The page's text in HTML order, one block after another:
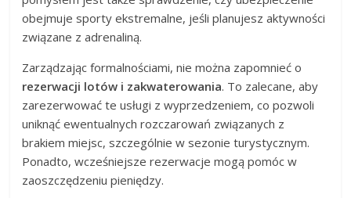
obejmuje sporty ekstremalne, jeśli planujesz aktywności
związane z adrenaliną.
Zarządzając formalnościami, nie można zapomnieć o
rezerwacji lotów i zakwaterowania. To zalecane, aby
zarezerwować te usługi z wyprzedzeniem, co pozwoli
uniknąć ewentualnych rozczarowań związanych z
brakiem miejsc, szczególnie w sezonie turystycznym.
Ponadto, wcześniejsze rezerwacje mogą pomóc w
zaoszczędzeniu pieniędzy.